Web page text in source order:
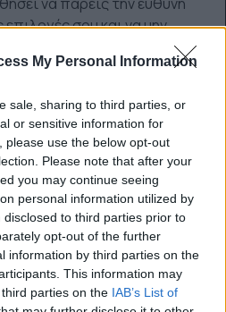
My Personal Information
sale, sharing to third parties, or
or sensitive information for
please use the below opt-out
Please note that after your
you may continue seeing
personal information utilized by
to third parties prior to
opt-out of the further
information by third parties on the
This information may
parties on the IAB’s List of
σου και να μην
στον άλλο. Οι σχέσεις είναι
Έχουν και μία φυσική
επειδή δεν σε βολεύει η
έχεις πολλή δουλειά,
πάντα η ζωή θα σου στέλνει
σε βοηθά να τα
Αν η σχέση δεν
έχει να σου δώσει επίσης